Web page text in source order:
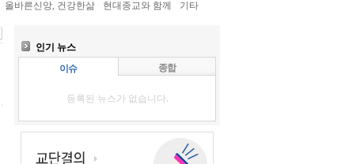
올바른신앙, 건강한삶 현대종교와 함께
기타
인기 뉴스
이슈
종합
등록된 뉴스가 없습니다.